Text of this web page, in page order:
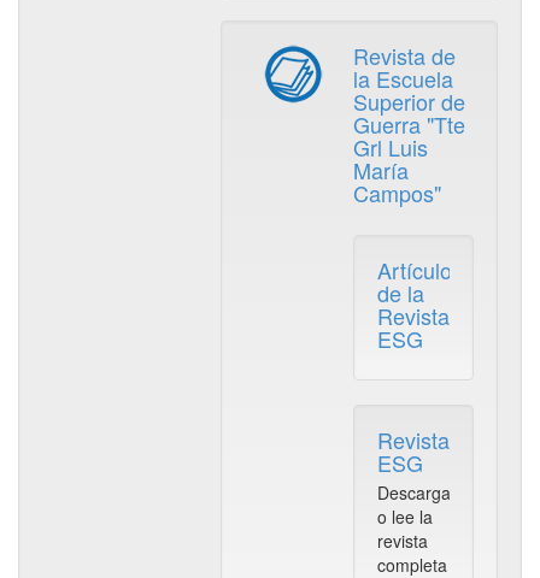
Revista de
la Escuela
Superior de
Guerra "Tte
Grl Luis
María
Campos"
Artículos
de la
Revista
ESG
Revista
ESG
Descarga
o lee la
revista
completa